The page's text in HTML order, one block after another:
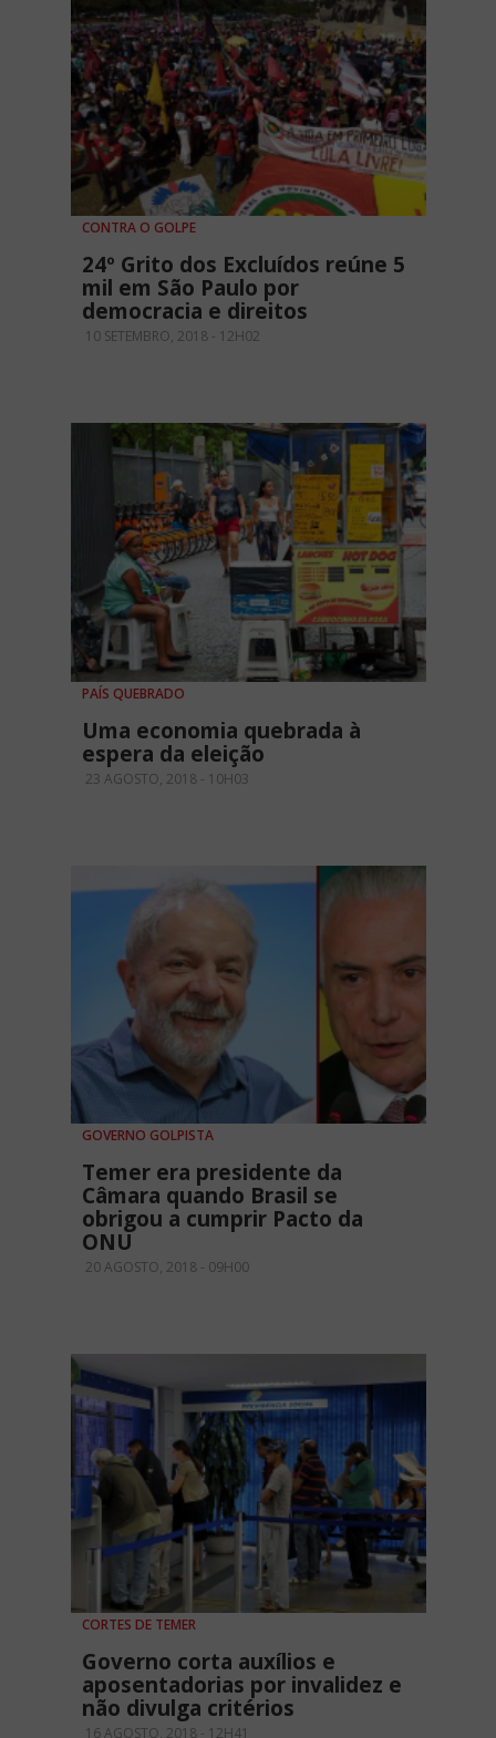
CONTRA O GOLPE
24º Grito dos Excluídos reúne 5
mil em São Paulo por
democracia e direitos
10 SETEMBRO, 2018 - 12H02
PAÍS QUEBRADO
Uma economia quebrada à
espera da eleição
23 AGOSTO, 2018 - 10H03
GOVERNO GOLPISTA
Temer era presidente da
Câmara quando Brasil se
obrigou a cumprir Pacto da
ONU
20 AGOSTO, 2018 - 09H00
CORTES DE TEMER
Governo corta auxílios e
aposentadorias por invalidez e
não divulga critérios
16 AGOSTO, 2018 - 12H41